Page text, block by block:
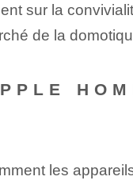
sur la
de la
les